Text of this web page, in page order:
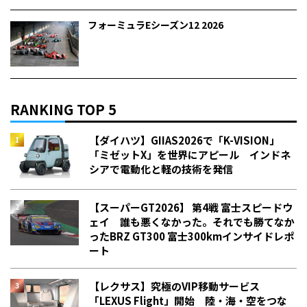
フォーミュラEシーズン12 2026
RANKING TOP 5
【ダイハツ】GIIAS2026で「K-VISION」
「ミゼットX」を世界にアピール インドネ
シアで電動化と軽の技術を発信
【スーパーGT2026】 第4戦 富士スピードウ
ェイ 誰も悪くなかった。それでも勝てなか
った――BRZ GT300 富士300kmインサイドレポ
ート
【レクサス】究極のVIP移動サービス
「LEXUS Flight」開始 陸・海・空をつな